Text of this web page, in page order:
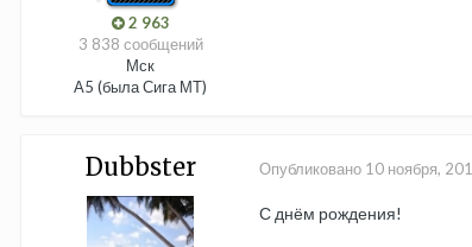
2 963
3 838 сообщений
Мск
А5 (была Сига МТ)
Dubbster Опубликовано 10 ноября,
С днём рождения!